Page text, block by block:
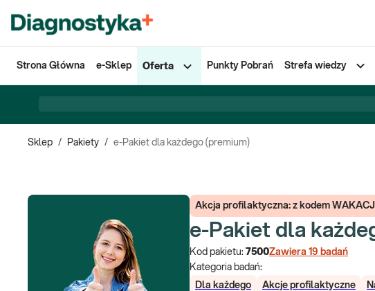
Strona Główna e-Sklep Oferta Punkty Pobrań Strefa wiedzy
Sklep / Pakiety / e-Pakiet dla każdego (premium)
Akcja profilaktyczna: z kodem
e-Pakiet dla
Kod pakietu: 7500Zawiera 19 badań
Kategoria badań:
Dla każdego
Akcje profilaktyczne